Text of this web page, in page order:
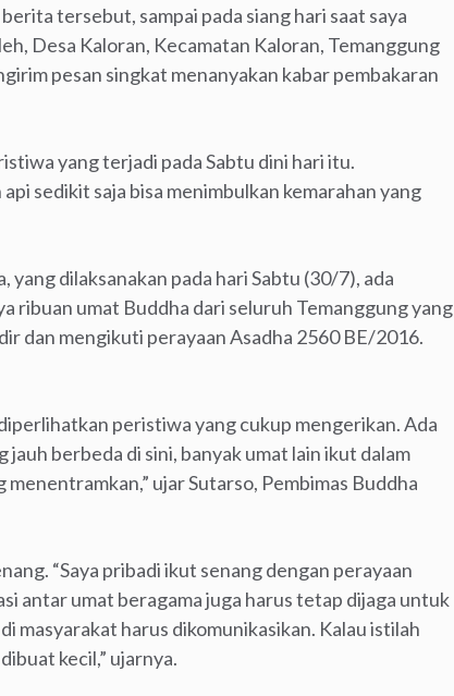
tersebut, sampai pada siang hari saat saya
Desa Kaloran, Kecamatan Kaloran, Temanggung
pesan singkat menanyakan kabar pembakaran
yang terjadi pada Sabtu dini hari itu.
sedikit saja bisa menimbulkan kemarahan yang
dilaksanakan pada hari Sabtu (30/7), ada
ribuan umat Buddha dari seluruh Temanggung yang
dan mengikuti perayaan Asadha 2560 BE/2016.
peristiwa yang cukup mengerikan. Ada
berbeda di sini, banyak umat lain ikut dalam
ujar Sutarso, Pembimas Buddha
“Saya pribadi ikut senang dengan perayaan
antar umat beragama juga harus tetap dijaga untuk
masyarakat harus dikomunikasikan. Kalau istilah
kecil,” ujarnya.